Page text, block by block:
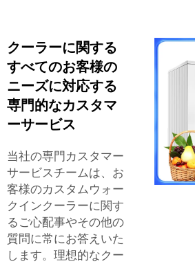
クーラーに関する
すべてのお客様の
ニーズに対応する
専門的なカスタマ
ーサービス
当社の専門カスタマー
サービスチームは、お
客様のカスタムウォー
クインクーラーに関す
るご心配事やその他の
質問に常にお答えいた
します。理想的なクー